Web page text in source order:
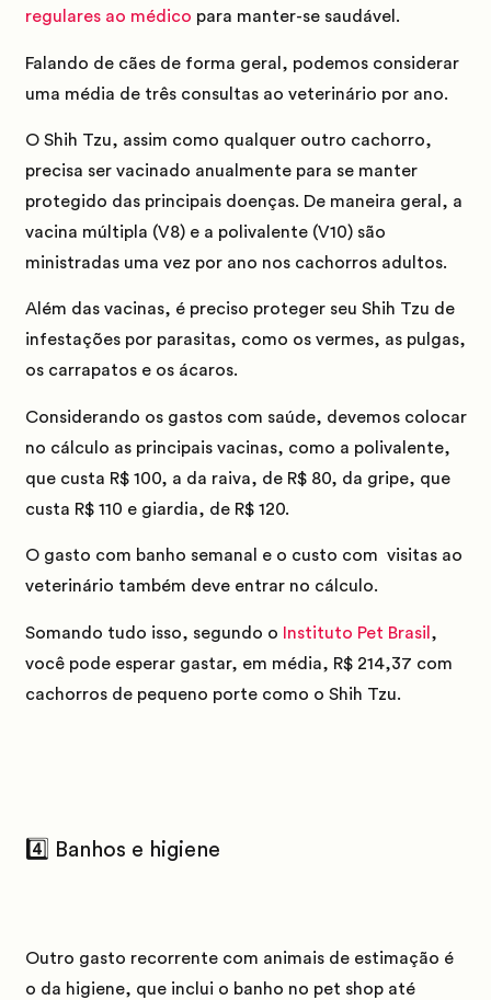
regulares ao médico para manter-se saudável.
Falando de cães de forma geral, podemos considerar
uma média de três consultas ao veterinário por ano.
O Shih Tzu, assim como qualquer outro cachorro,
precisa ser vacinado anualmente para se manter
protegido das principais doenças. De maneira geral, a
vacina múltipla (V8) e a polivalente (V10) são
ministradas uma vez por ano nos cachorros adultos.
Além das vacinas, é preciso proteger seu Shih Tzu de
infestações por parasitas, como os vermes, as pulgas,
os carrapatos e os ácaros.
Considerando os gastos com saúde, devemos colocar
no cálculo as principais vacinas, como a polivalente,
que custa R$ 100, a da raiva, de R$ 80, da gripe, que
custa R$ 110 e giardia, de R$ 120.
O gasto com banho semanal e o custo com visitas ao
veterinário também deve entrar no cálculo.
Somando tudo isso, segundo o Instituto Pet Brasil ,
você pode esperar gastar, em média, R$ 214,37 com
cachorros de pequeno porte como o Shih Tzu.
4️⃣ Banhos e higiene
Outro gasto recorrente com animais de estimação é
o da higiene, que inclui o banho no pet shop até